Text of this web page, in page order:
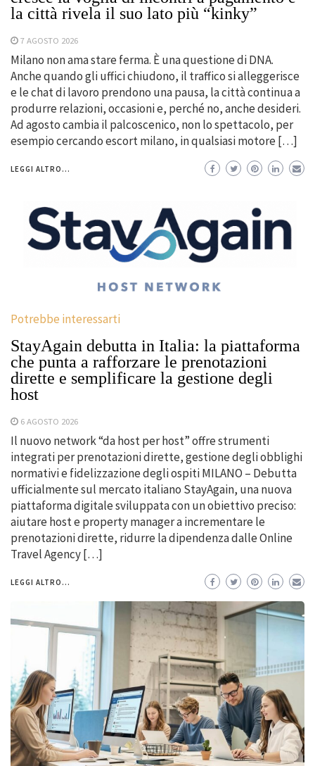
la città rivela il suo lato più “kinky”
7 AGOSTO 2026
Milano non ama stare ferma. È una questione di DNA.
Anche quando gli uffici chiudono, il traffico si alleggerisce
e le chat di lavoro prendono una pausa, la città continua a
produrre relazioni, occasioni e, perché no, anche desideri.
Ad agosto cambia il palcoscenico, non lo spettacolo, per
esempio cercando escort milano, in qualsiasi motore […]
LEGGI ALTRO...
Potrebbe interessarti
StayAgain debutta in Italia: la piattaforma
che punta a rafforzare le prenotazioni
dirette e semplificare la gestione degli
host
6 AGOSTO 2026
Il nuovo network “da host per host” offre strumenti
integrati per prenotazioni dirette, gestione degli obblighi
normativi e fidelizzazione degli ospiti MILANO – Debutta
ufficialmente sul mercato italiano StayAgain, una nuova
piattaforma digitale sviluppata con un obiettivo preciso:
aiutare host e property manager a incrementare le
prenotazioni dirette, ridurre la dipendenza dalle Online
Travel Agency […]
LEGGI ALTRO...